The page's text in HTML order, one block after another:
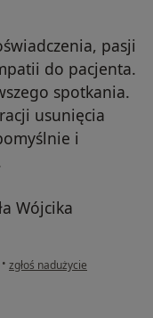
pasji
do pacjenta.
spotkania.
usunięcia
i
Wójcika
• w opinii użytkownika
zgłoś nadużycie